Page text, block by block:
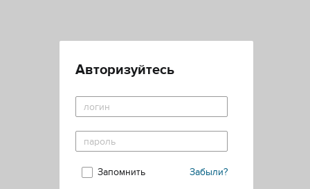
Авторизуйтесь
Забыли?
Запомнить